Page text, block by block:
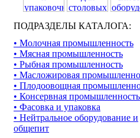
ПОДРАЗДЕЛЫ КАТАЛОГА:
• Молочная промышленность
• Мясная промышленность
• Рыбная промышленность
• Масложировая
• Плодоовощная
• Консервная промышленность
• Фасовка и упаковка
• Нейтральное оборудование и
общепит